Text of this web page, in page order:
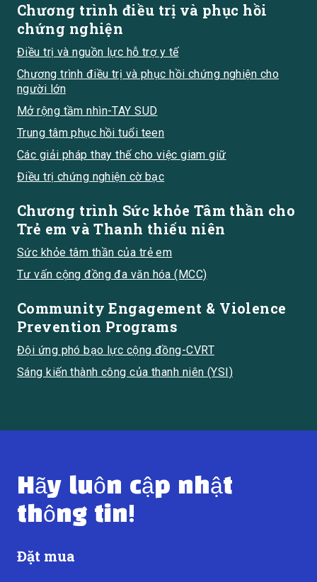
Hãy luôn cập nhật
thông tin!
Đặt mua
Chương trình điều trị và phục hồi
chứng nghiện
Điều trị và nguồn lực hỗ trợ y tế
Chương trình điều trị và phục hồi chứng nghiện cho
người lớn
Mở rộng tầm nhìn-TAY SUD
Trung tâm phục hồi tuổi teen
Các giải pháp thay thế cho việc giam giữ
Điều trị chứng nghiện cờ bạc
Chương trình Sức khỏe Tâm thần cho
Trẻ em và Thanh thiếu niên
Sức khỏe tâm thần của trẻ em
Tư vấn cộng đồng đa văn hóa (MCC)
Community Engagement & Violence
Prevention Programs
Đội ứng phó bạo lực cộng đồng-CVRT
Sáng kiến thành công của thanh niên (YSI)